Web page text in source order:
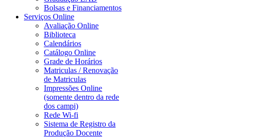
Bolsas e Financiamentos
Serviços Online
Avaliação Online
Biblioteca
Calendários
Catálogo Online
Grade de Horários
Matriculas / Renovação
de Matriculas
Impressões Online
(somente dentro da rede
dos campi)
Rede Wi-fi
Sistema de Registro da
Produção Docente